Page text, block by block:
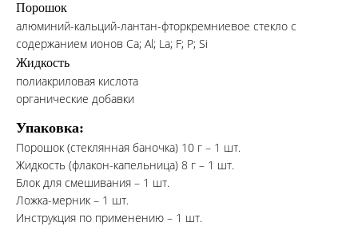
Порошок
алюминий-кальций-лантан-фторкремниевое стекло с
содержанием ионов Ca; Al; La; F; P; Si
Жидкость
полиакриловая кислота
органические добавки
Упаковка:
Порошок (стеклянная баночка) 10 г – 1 шт.
Жидкость (флакон-капельница) 8 г – 1 шт.
Блок для смешивания – 1 шт.
Ложка-мерник – 1 шт.
Инструкция по применению – 1 шт.